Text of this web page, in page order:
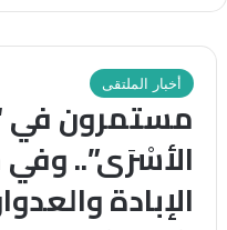
أخبار الملتقى
مستمرون في
الأسْرَى”..
الإبادة